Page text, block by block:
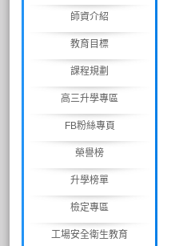
師資介紹
教育目標
課程規劃
高三升學專區
FB粉絲專頁
榮譽榜
升學榜單
檢定專區
工場安全衛生教育